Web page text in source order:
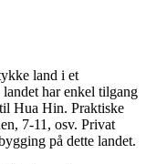
land i et
har enkel tilgang
Hua Hin. Praktiske
7-11, osv. Privat
på dette landet.